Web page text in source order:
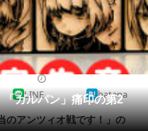
・育児
ーチ
ガルパン」痛印の第2
LINE hatena
のアンツィオ戦です！」の